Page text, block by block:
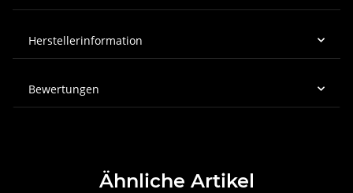
Herstellerinformation
Bewertungen
Ähnliche Artikel